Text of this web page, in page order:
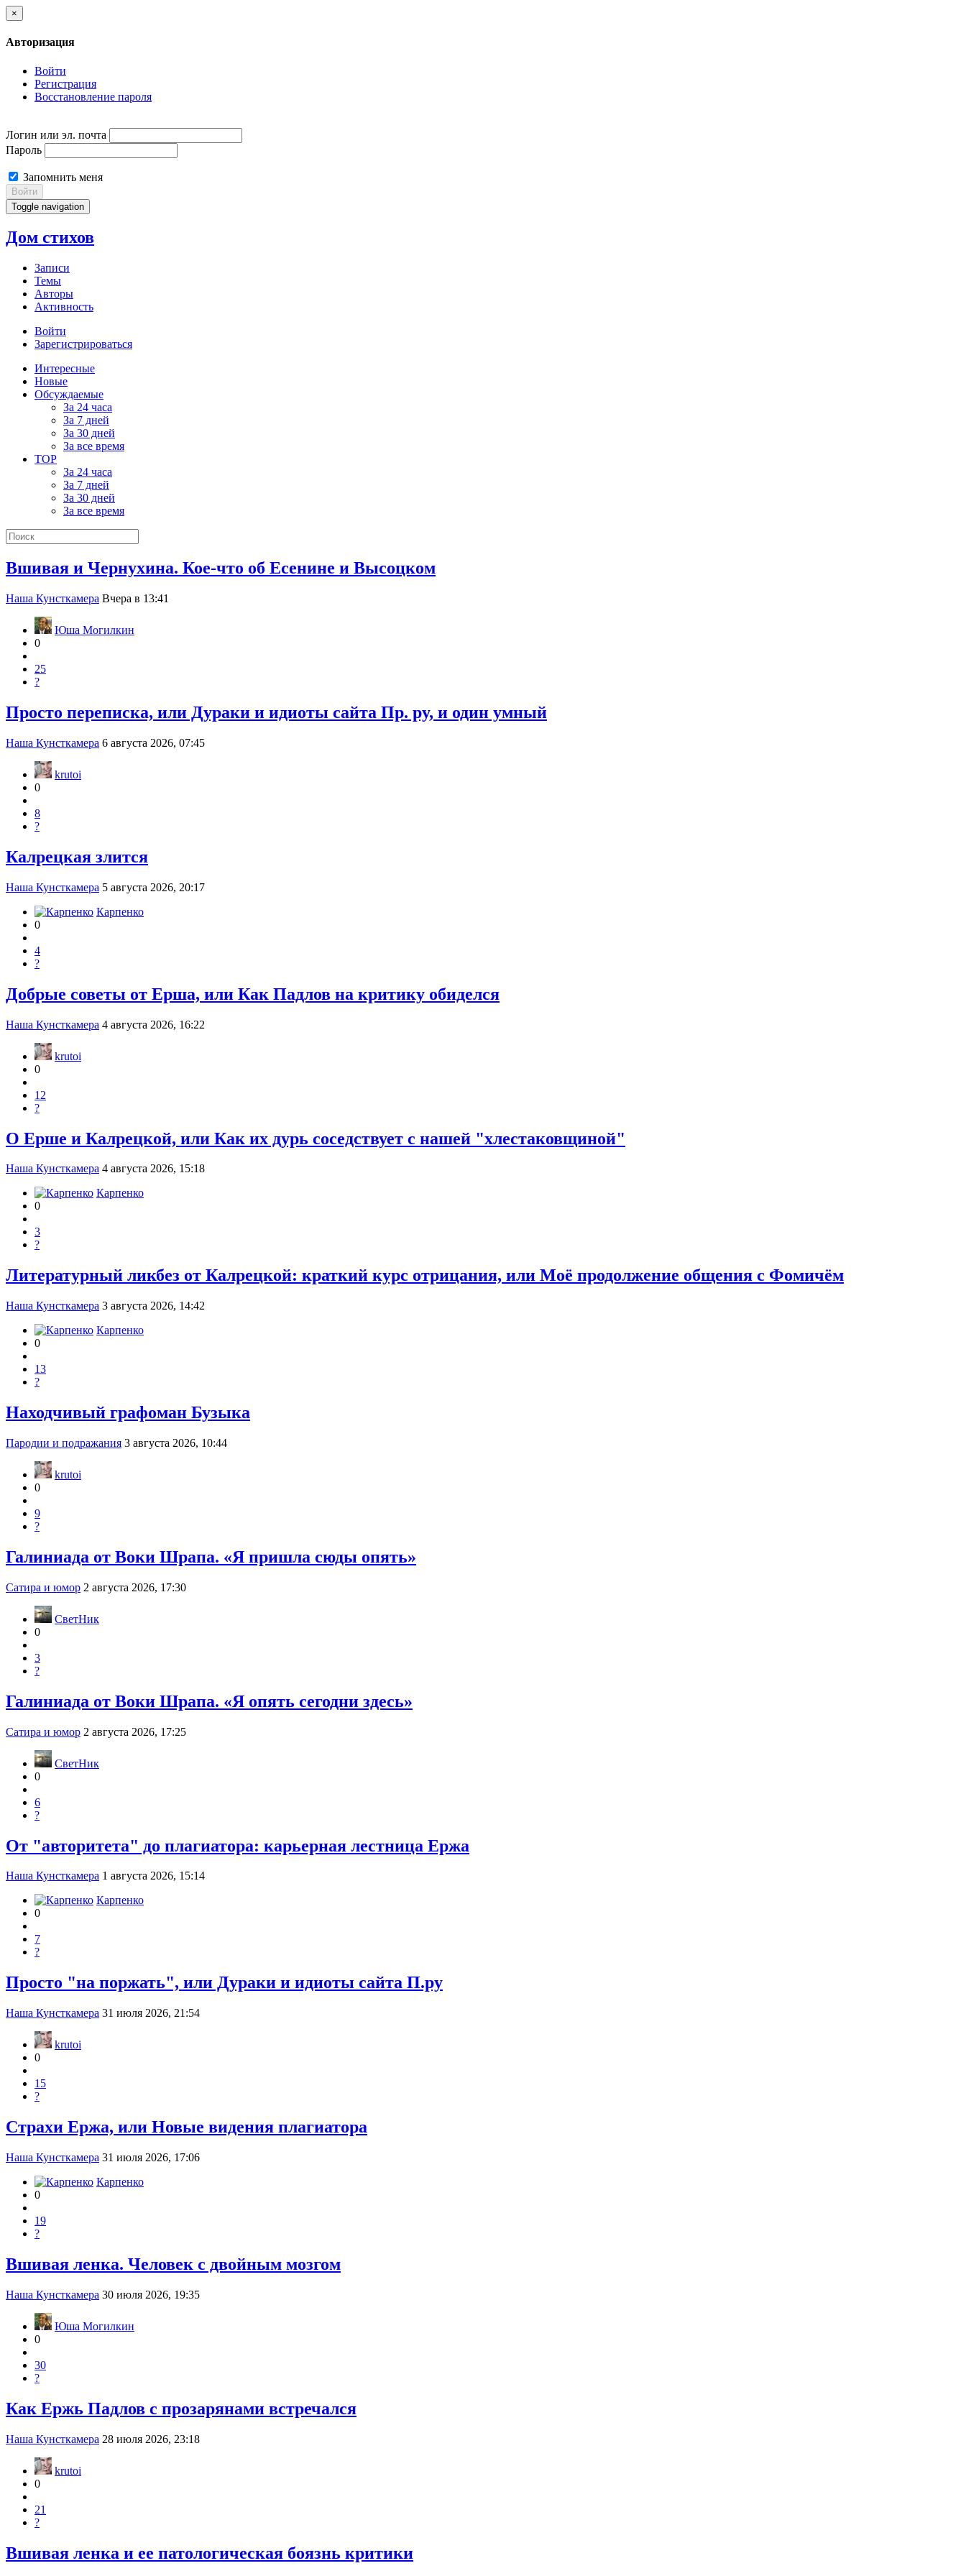
×
Авторизация
Войти
Регистрация
Восстановление пароля
Логин или эл. почта
Пароль
Запомнить меня
Войти
Toggle navigation
Дом стихов
Записи
Темы
Авторы
Активность
Войти
Зарегистрироваться
Интересные
Новые
Обсуждаемые
За 24 часа
За 7 дней
За 30 дней
За все время
TOP
За 24 часа
За 7 дней
За 30 дней
За все время
Вшивая и Чернухина. Кое-что об Есенине и Высоцком
Наша Кунсткамера Вчера в 13:41
Юша Могилкин
0
25
?
Просто переписка, или Дураки и идиоты сайта Пр. ру, и один умный
Наша Кунсткамера 6 августа 2026, 07:45
krutoi
0
8
?
Калрецкая злится
Наша Кунсткамера 5 августа 2026, 20:17
Карпенко
0
4
?
Добрые советы от Ерша, или Как Падлов на критику обиделся
Наша Кунсткамера 4 августа 2026, 16:22
krutoi
0
12
?
О Ерше и Калрецкой, или Как их дурь соседствует с нашей "хлестаковщиной"
Наша Кунсткамера 4 августа 2026, 15:18
Карпенко
0
3
?
Литературный ликбез от Калрецкой: краткий курс отрицания, или Моё продолжение общения с Фомичём
Наша Кунсткамера 3 августа 2026, 14:42
Карпенко
0
13
?
Находчивый графоман Бузыка
Пародии и подражания 3 августа 2026, 10:44
krutoi
0
9
?
Галиниада от Воки Шрапа. «Я пришла сюды опять»
Сатира и юмор 2 августа 2026, 17:30
СветНик
0
3
?
Галиниада от Воки Шрапа. «Я опять сегодни здесь»
Сатира и юмор 2 августа 2026, 17:25
СветНик
0
6
?
От "авторитета" до плагиатора: карьерная лестница Ержа
Наша Кунсткамера 1 августа 2026, 15:14
Карпенко
0
7
?
Просто "на поржать", или Дураки и идиоты сайта П.ру
Наша Кунсткамера 31 июля 2026, 21:54
krutoi
0
15
?
Страхи Ержа, или Новые видения плагиатора
Наша Кунсткамера 31 июля 2026, 17:06
Карпенко
0
19
?
Вшивая ленка. Человек с двойным мозгом
Наша Кунсткамера 30 июля 2026, 19:35
Юша Могилкин
0
30
?
Как Ержь Падлов с прозарянами встречался
Наша Кунсткамера 28 июля 2026, 23:18
krutoi
0
21
?
Вшивая ленка и ее патологическая боязнь критики